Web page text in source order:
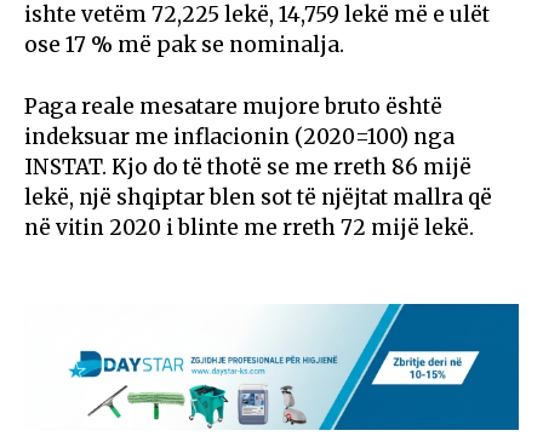
ishte vetëm 72,225 lekë, 14,759 lekë më e ulët
ose 17 % më pak se nominalja.
Paga reale mesatare mujore bruto është
indeksuar me inflacionin (2020=100) nga
INSTAT. Kjo do të thotë se me rreth 86 mijë
lekë, një shqiptar blen sot të njëjtat mallra që
në vitin 2020 i blinte me rreth 72 mijë lekë.